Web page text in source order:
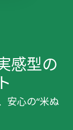
感型の
安心の“米ぬ